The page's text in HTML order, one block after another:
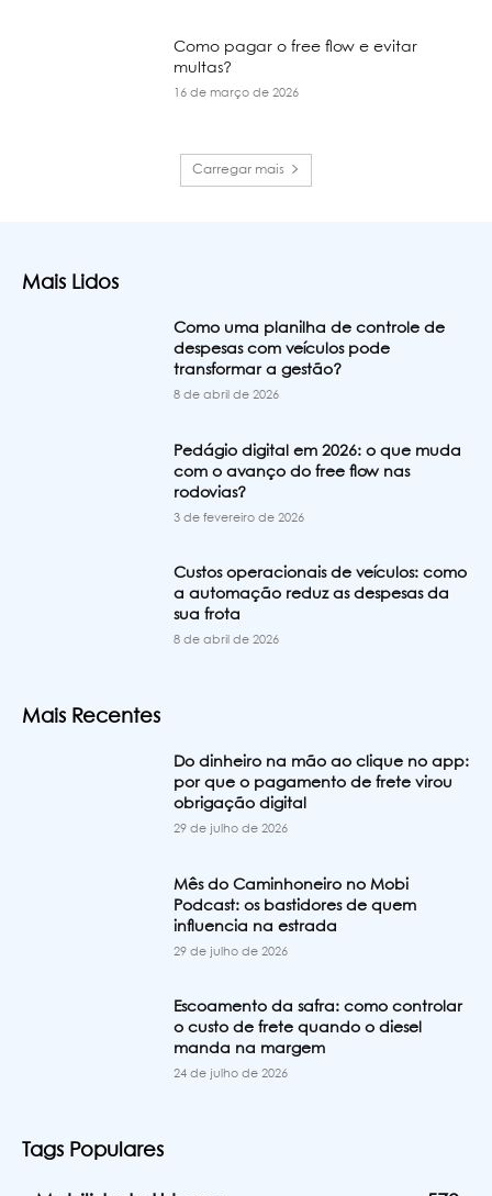
Como pagar o free flow e evitar
multas?
16 de março de 2026
Carregar mais
Mais Lidos
Como uma planilha de controle de
despesas com veículos pode
transformar a gestão?
8 de abril de 2026
Pedágio digital em 2026: o que muda
com o avanço do free flow nas
rodovias?
3 de fevereiro de 2026
Custos operacionais de veículos: como
a automação reduz as despesas da
sua frota
8 de abril de 2026
Mais Recentes
Do dinheiro na mão ao clique no app:
por que o pagamento de frete virou
obrigação digital
29 de julho de 2026
Mês do Caminhoneiro no Mobi
Podcast: os bastidores de quem
influencia na estrada
29 de julho de 2026
Escoamento da safra: como controlar
o custo de frete quando o diesel
manda na margem
24 de julho de 2026
Tags Populares